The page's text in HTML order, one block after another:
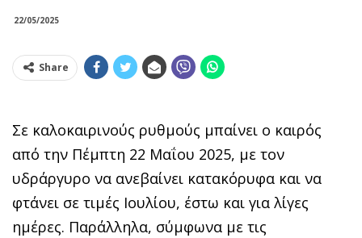
22/05/2025
Share
Σε καλοκαιρινούς ρυθμούς μπαίνει ο καιρός
από την Πέμπτη 22 Μαΐου 2025, με τον
υδράργυρο να ανεβαίνει κατακόρυφα και να
φτάνει σε τιμές Ιουλίου, έστω και για λίγες
ημέρες. Παράλληλα, σύμφωνα με τις